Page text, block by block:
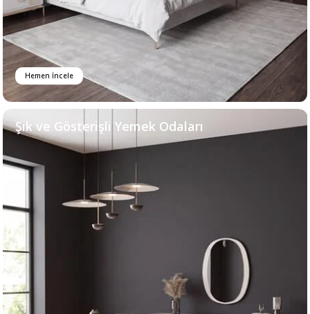
Hemen İncele
Şık ve Gösterişli Yemek Odaları